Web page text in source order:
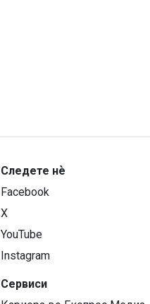
Следете нѐ
Facebook
X
YouTube
Instagram
Сервиси